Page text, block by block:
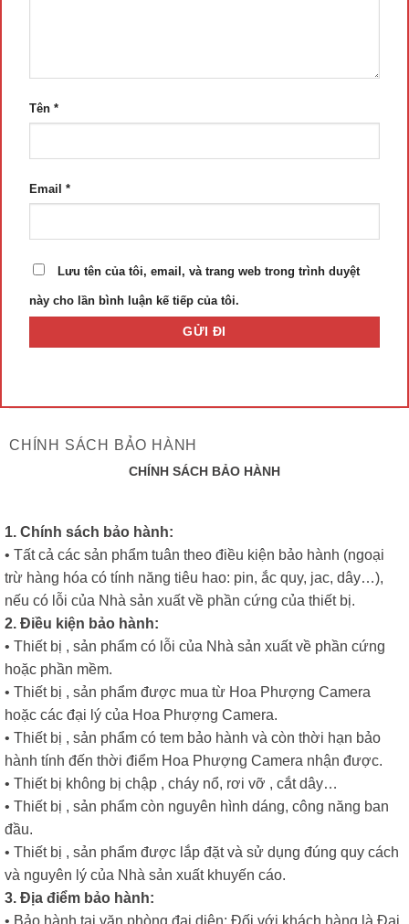
Tên *
Email *
Lưu tên của tôi, email, và trang web trong trình duyệt
này cho lần bình luận kế tiếp của tôi.
CHÍNH SÁCH BẢO HÀNH
CHÍNH SÁCH BẢO HÀNH
1. Chính sách bảo hành:
• Tất cả các sản phẩm tuân theo điều kiện bảo hành (ngoại
trừ hàng hóa có tính năng tiêu hao: pin, ắc quy, jac, dây…),
nếu có lỗi của Nhà sản xuất về phần cứng của thiết bị.
2. Điều kiện bảo hành:
• Thiết bị , sản phẩm có lỗi của Nhà sản xuất về phần cứng
hoặc phần mềm.
• Thiết bị , sản phẩm được mua từ Hoa Phượng Camera
hoặc các đại lý của Hoa Phượng Camera.
• Thiết bị , sản phẩm có tem bảo hành và còn thời hạn bảo
hành tính đến thời điểm Hoa Phượng Camera nhận được.
• Thiết bị không bị chập , cháy nổ, rơi vỡ , cắt dây…
• Thiết bị , sản phẩm còn nguyên hình dáng, công năng ban
đầu.
• Thiết bị , sản phẩm được lắp đặt và sử dụng đúng quy cách
và nguyên lý của Nhà sản xuất khuyến cáo.
3. Địa điểm bảo hành: